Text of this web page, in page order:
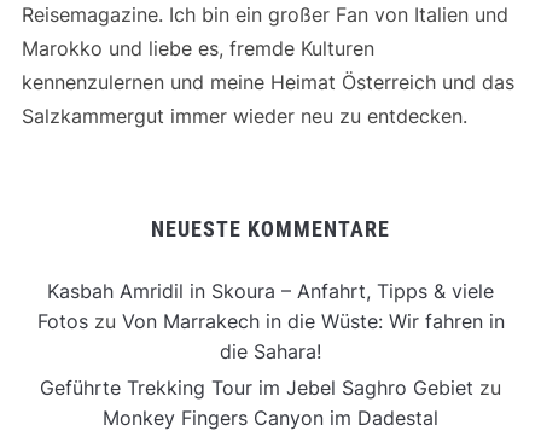
Reisemagazine. Ich bin ein großer Fan von Italien und
Marokko und liebe es, fremde Kulturen
kennenzulernen und meine Heimat Österreich und das
Salzkammergut immer wieder neu zu entdecken.
NEUESTE KOMMENTARE
Kasbah Amridil in Skoura – Anfahrt, Tipps & viele
Fotoszu Von Marrakech in die Wüste: Wir fahren in
die Sahara!
Geführte Trekking Tour im Jebel Saghro Gebiet zu
Monkey Fingers Canyon im Dadestal